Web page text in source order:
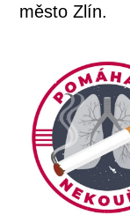
město Zlín.